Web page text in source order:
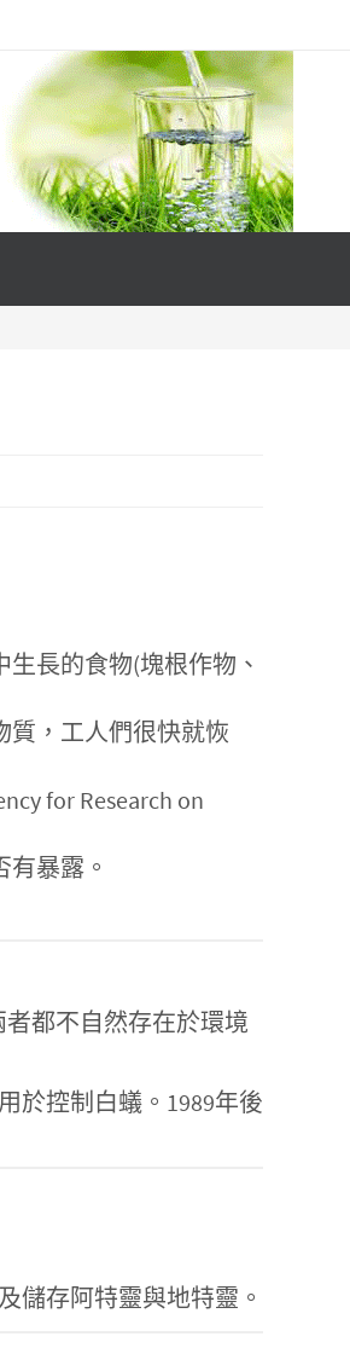
長的食物(塊根作物、
質，工人們很快就恢
for Research on
暴露。
都不自然存在於環境
於控制白蟻。1989年後
儲存阿特靈與地特靈。